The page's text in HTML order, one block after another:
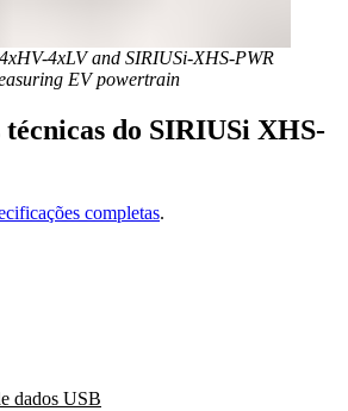
4xLV and SIRIUSi-XHS-PWR
EV powertrain
técnicas do SIRIUSi XHS-
completas.
dados USB